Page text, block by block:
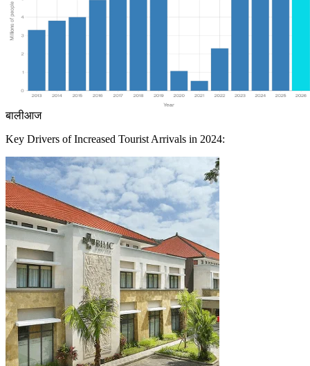
बालीआज
Key Drivers of Increased Tourist Arrivals in 2024: